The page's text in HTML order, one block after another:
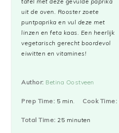
uit de oven. Rooster zoete
puntpaprika en vul deze met
linzen en feta kaas. Een heerlijk
vegetarisch gerecht boordevol
eiwitten en vitamines!
Author: Betina Oostveen
Prep Time: 5 min. Cook Time:
Total Time: 25 minuten